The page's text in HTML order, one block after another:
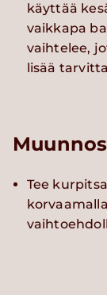
käyttää
vaikkapa
vaihtelee,
lisää
Muunnos
Tee